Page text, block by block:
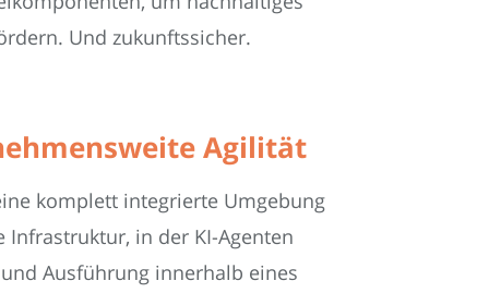
Und zukunftssicher.
Agilität
komplett integrierte Umgebung
in der KI-Agenten
Ausführung innerhalb eines